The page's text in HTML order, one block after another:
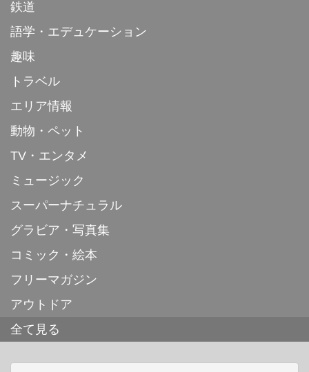
鉄道
語学・エデュケーション
趣味
トラベル
エリア情報
動物・ペット
TV・エンタメ
ミュージック
スーパーナチュラル
グラビア・写真集
コミック・絵本
フリーマガジン
アウトドア
全て見る